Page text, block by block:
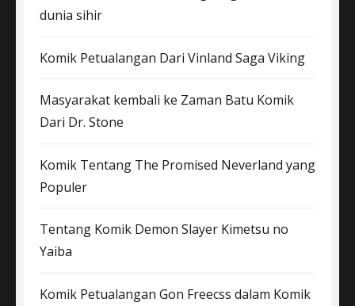
dunia sihir
Komik Petualangan Dari Vinland Saga Viking
Masyarakat kembali ke Zaman Batu Komik
Dari Dr. Stone
Komik Tentang The Promised Neverland yang
Populer
Tentang Komik Demon Slayer Kimetsu no
Yaiba
Komik Petualangan Gon Freecss dalam Komik